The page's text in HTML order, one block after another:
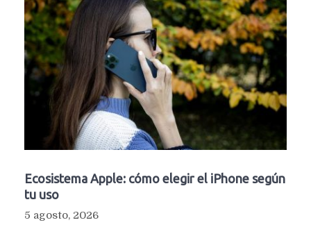
Ecosistema Apple: cómo elegir el iPhone según
tu uso
5 agosto, 2026